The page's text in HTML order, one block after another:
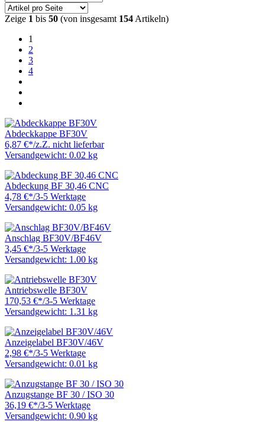
Zeige 1 bis 50 (von insgesamt 154 Artikeln)
1
2
3
4
Abdeckkappe BF30V
6,87 €*/z.Z. nicht lieferbar
Versandgewicht: 0.02 kg
Abdeckung BF 30,46 CNC
4,78 €*/3-5 Werktage
Versandgewicht: 0.05 kg
Anschlag BF30V/BF46V
3,45 €*/3-5 Werktage
Versandgewicht: 1.00 kg
Antriebswelle BF30V
170,53 €*/3-5 Werktage
Versandgewicht: 1.31 kg
Anzeigelabel BF30V/46V
2,98 €*/3-5 Werktage
Versandgewicht: 0.01 kg
Anzugstange BF 30 / ISO 30
36,19 €*/3-5 Werktage
Versandgewicht: 0.90 kg